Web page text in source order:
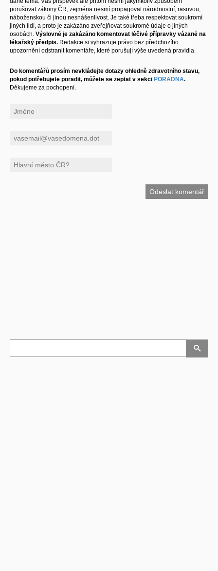
porušovat zákony ČR, zejména nesmí propagovat národnostní, rasovou,
náboženskou či jinou nesnášenlivost. Je také třeba respektovat soukromí
jiných lidí, a proto je zakázáno zveřejňovat soukromé údaje o jiných
osobách. Výslovně je zakázáno komentovat léčivé přípravky vázané na
lékařský předpis. Redakce si vyhrazuje právo bez předchozího
upozornění odstranit komentáře, které porušují výše uvedená pravidla.
Do komentářů prosím nevkládejte dotazy ohledně zdravotního stavu,
pokud potřebujete poradit, můžete se zeptat v sekci PORADNA.
Děkujeme za pochopení.